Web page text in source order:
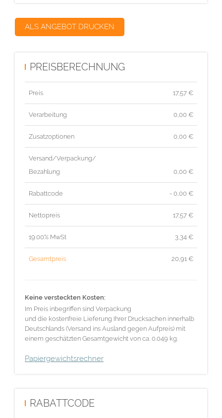
ALS ANGEBOT DRUCKEN
PREISBERECHNUNG
Preis 17,57 €
Verarbeitung 0,00 €
Zusatzoptionen 0,00 €
Versand/Verpackung/
Bezahlung
0,00 €
Rabattcode - 0,00 €
Nettopreis 17,57 €
19.00% MwSt 3,34 €
Gesamtpreis 20,91 €
Keine versteckten Kosten:
Im Preis inbegriffen sind Verpackung
und die kostenfreie Lieferung Ihrer Drucksachen innerhalb
Deutschlands (Versand ins Ausland gegen Aufpreis) mit
einem geschätzten Gesamtgewicht von ca. 0.049 kg.
Papiergewichtsrechner
RABATTCODE